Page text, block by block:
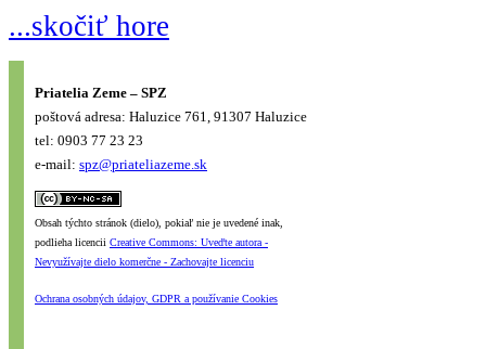
...skočiť hore
Priatelia Zeme – SPZ
poštová adresa: Haluzice 761, 91307 Haluzice
tel: 0903 77 23 23
e-mail: spz@priateliazeme.sk
Obsah týchto stránok (dielo), pokiaľ nie je uvedené inak,
podlieha licencii Creative Commons: Uveďte autora -
Nevyužívajte dielo komerčne - Zachovajte licenciu
Ochrana osobných údajov, GDPR a používanie Cookies